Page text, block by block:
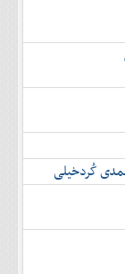
کُردخیلی